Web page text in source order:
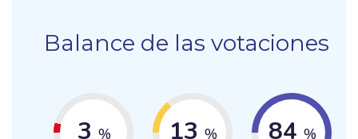
Balance de las votaciones
3 % 13 % 84 %